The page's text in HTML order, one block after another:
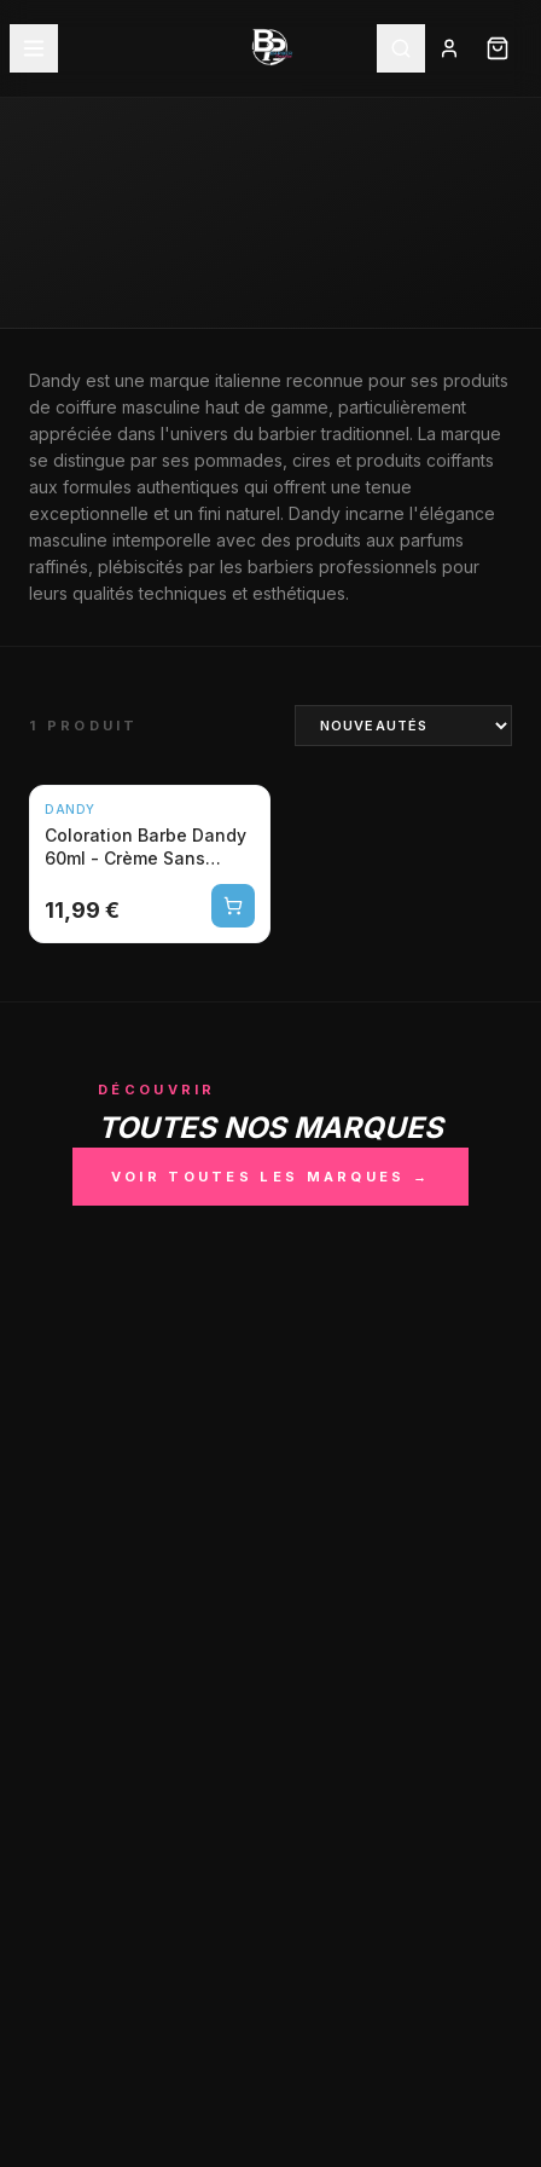
MARQUE
DANDY
Dandy est une marque italienne reconnue pour ses produits
de coiffure masculine haut de gamme, particulièrement
appréciée dans l'univers du barbier traditionnel. La marque
se distingue par ses pommades, cires et produits coiffants
aux formules authentiques qui offrent une tenue
exceptionnelle et un fini naturel. Dandy incarne l'élégance
masculine intemporelle avec des produits aux parfums
raffinés, plébiscités par les barbiers professionnels pour
leurs qualités techniques et esthétiques.
1 PRODUIT
DANDY
Coloration Barbe Dandy
60ml - Crème Sans
Professionnelle
11,99 €
DÉCOUVRIR
TOUTES NOS MARQUES
VOIR TOUTES LES MARQUES →